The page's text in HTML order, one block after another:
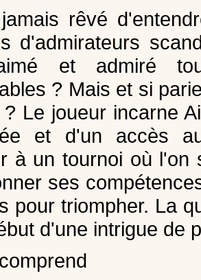
rêvé
d'admirateurs
et admiré
? Mais et si
Le joueur incarne
et d'un accès
à un tournoi où l'on
ses
pour triompher. La
d'une intrigue de